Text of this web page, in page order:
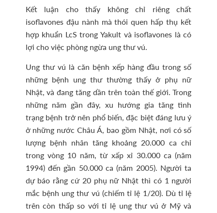
Kết luận cho thấy không chỉ riêng chất
isoflavones đậu nành mà thói quen hấp thụ kết
hợp khuẩn LcS trong Yakult và isoflavones là có
lợi cho việc phòng ngừa ung thư vú.
Ung thư vú là căn bệnh xếp hàng đầu trong số
những bệnh ung thư thường thấy ở phụ nữ
Nhật, và đang tăng dần trên toàn thế giới. Trong
những năm gần đây, xu hướng gia tăng tình
trạng bệnh trở nên phổ biến, đặc biệt đáng lưu ý
ở những nước Châu Á, bao gồm Nhật, nơi có số
lượng bệnh nhân tăng khoảng 20.000 ca chỉ
trong vòng 10 năm, từ xấp xỉ 30.000 ca (năm
1994) đến gần 50.000 ca (năm 2005). Người ta
dự báo rằng cứ 20 phụ nữ Nhật thì có 1 người
mắc bệnh ung thư vú (chiếm tỉ lệ 1/20). Dù tỉ lệ
trên còn thấp so với tỉ lệ ung thư vú ở Mỹ và